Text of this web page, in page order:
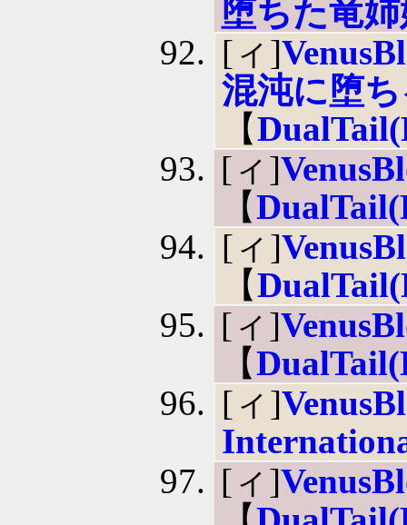
堕ちた竜
[ィ]
混沌に堕
【
[ィ]
【
[ィ]
【
[ィ]
【
[ィ]
[ィ]